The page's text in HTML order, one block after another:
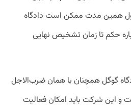
همین مدت ممکن است دادگاه
حکم تا زمان تشخیص نهایی
گوگل همچنان با همان ضرب‌الاجل
و این شرکت باید امکان فعالیت